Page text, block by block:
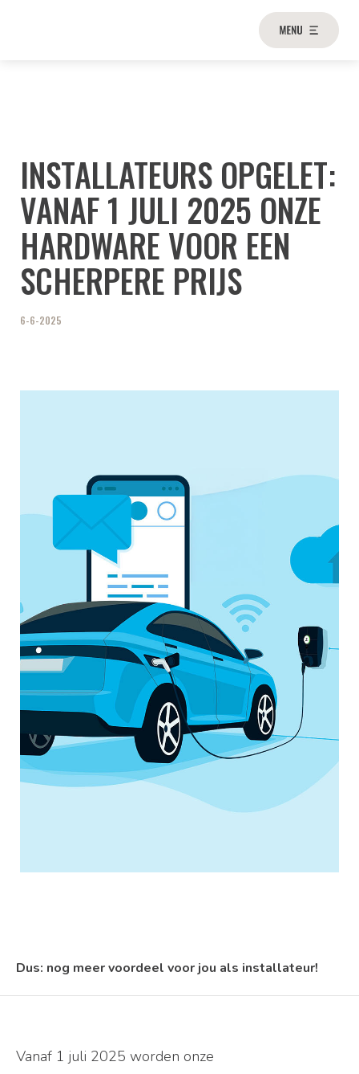
INSTALLATEURS OPGELET:
VANAF 1 JULI 2025 ONZE
HARDWARE VOOR EEN
SCHERPERE PRIJS
6-6-2025
Dus: nog meer voordeel voor jou als installateur!
Vanaf 1 juli 2025 worden onze